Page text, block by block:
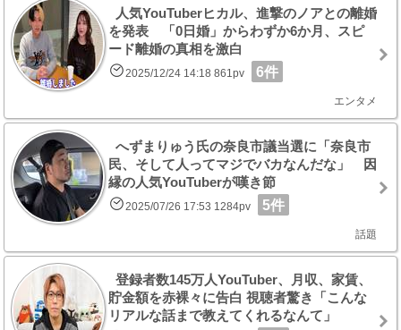
人気YouTuberヒカル、進撃のノアとの離婚
を発表 「0日婚」からわずか6か月、スピ
ード離婚の真相を激白
2025/12/24 14:18 861pv 6件
エンタメ
へずまりゅう氏の奈良市議当選に「奈良市
民、そして人ってマジでバカなんだな」 因
縁の人気YouTuberが嘆き節
2025/07/26 17:53 1284pv 5件
話題
登録者数145万人YouTuber、月収、家賃、
貯金額を赤裸々に告白 視聴者驚き「こんな
リアルな話まで教えてくれるなんて」